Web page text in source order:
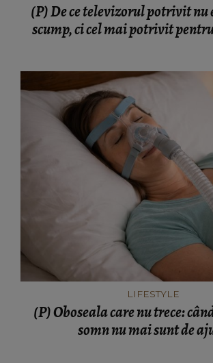
(P) De ce televizorul potrivit nu
scump, ci cel mai potrivit
LIFESTYLE
(P) Oboseala care nu trece:
somn nu mai sunt de